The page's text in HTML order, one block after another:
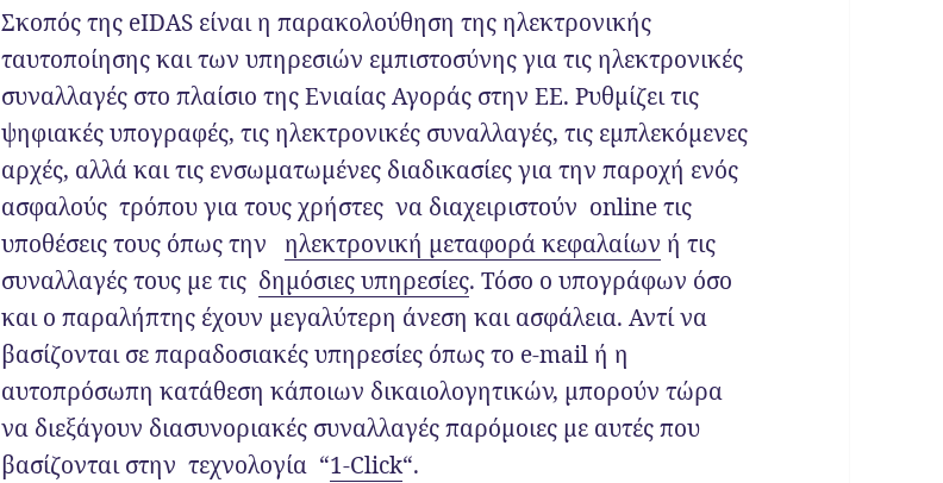
Σκοπός της eIDAS είναι η παρακολούθηση της ηλεκτρονικής
ταυτοποίησης και των υπηρεσιών εμπιστοσύνης για τις ηλεκτρονικές
συναλλαγές στο πλαίσιο της Ενιαίας Αγοράς στην ΕΕ. Ρυθμίζει τις
ψηφιακές υπογραφές, τις ηλεκτρονικές συναλλαγές, τις εμπλεκόμενες
αρχές, αλλά και τις ενσωματωμένες διαδικασίες για την παροχή ενός
ασφαλούς τρόπου για τους χρήστες να διαχειριστούν online τις
υποθέσεις τους όπως την ηλεκτρονική μεταφορά κεφαλαίων ή τις
συναλλαγές τους με τις δημόσιες υπηρεσίες. Τόσο ο υπογράφων όσο
και ο παραλήπτης έχουν μεγαλύτερη άνεση και ασφάλεια. Αντί να
βασίζονται σε παραδοσιακές υπηρεσίες όπως το e-mail ή η
αυτοπρόσωπη κατάθεση κάποιων δικαιολογητικών, μπορούν τώρα
να διεξάγουν διασυνοριακές συναλλαγές παρόμοιες με αυτές που
βασίζονται στην τεχνολογία “1-Click“.